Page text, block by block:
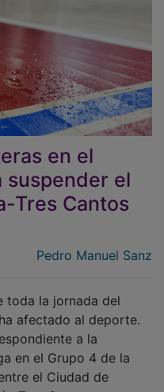
en el
el
Tres Cantos
a la
en el Grupo 4 de la
el Ciudad de
Tres Cantos y que
no pudo